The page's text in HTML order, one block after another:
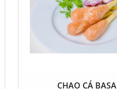
CHẠO CÁ BASA